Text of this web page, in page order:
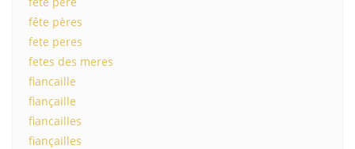
fête pères
fete peres
fetes des meres
fiancaille
fiançaille
fiancailles
fiançailles